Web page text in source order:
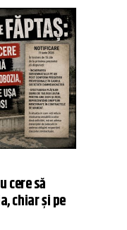
cere să
chiar și pe